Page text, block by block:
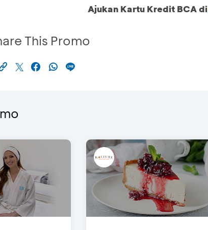
Ajukan Kartu Kredit BCA di
This Promo